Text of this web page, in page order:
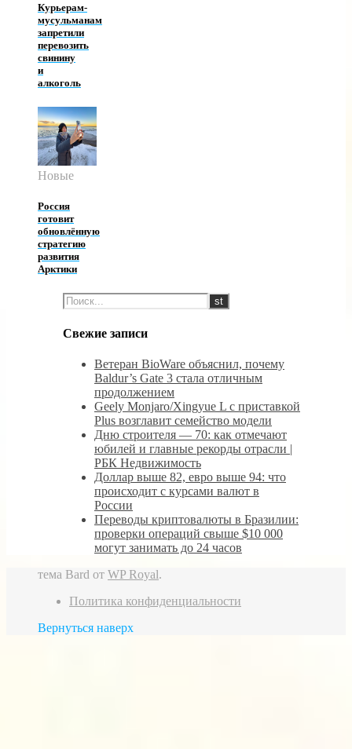
Курьерам-
мусульманам
запретили
перевозить
свинину
и
алкоголь
Новые
Россия
готовит
обновлённую
стратегию
развития
Арктики
Свежие записи
Ветеран BioWare объяснил, почему
Baldur’s Gate 3 стала отличным
продолжением
Geely Monjaro/Xingyue L с приставкой
Plus возглавит семейство модели
Дню строителя — 70: как отмечают
юбилей и главные рекорды отрасли |
РБК Недвижимость
Доллар выше 82, евро выше 94: что
происходит с курсами валют в
России
Переводы криптовалюты в Бразилии:
проверки операций свыше $10 000
могут занимать до 24 часов
тема Bard от WP Royal.
Политика конфиденциальности
Вернуться наверх